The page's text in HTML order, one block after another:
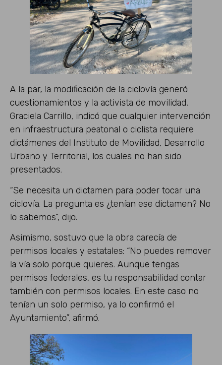
A la par, la modificación de la ciclovía generó
cuestionamientos y la activista de movilidad,
Graciela Carrillo, indicó que cualquier intervención
en infraestructura peatonal o ciclista requiere
dictámenes del Instituto de Movilidad, Desarrollo
Urbano y Territorial, los cuales no han sido
presentados.
“Se necesita un dictamen para poder tocar una
ciclovía. La pregunta es ¿tenían ese dictamen? No
lo sabemos”, dijo.
Asimismo, sostuvo que la obra carecía de
permisos locales y estatales: “No puedes remover
la vía solo porque quieres. Aunque tengas
permisos federales, es tu responsabilidad contar
también con permisos locales. En este caso no
tenían un solo permiso, ya lo confirmó el
Ayuntamiento”, afirmó.